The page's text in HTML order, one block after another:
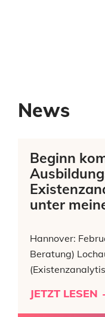
News
Beginn
unter
Hannover:
Beratung)
JETZT LESEN